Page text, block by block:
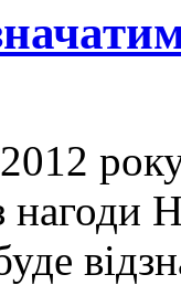
нагоди